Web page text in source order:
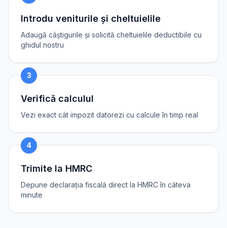
Introdu veniturile și cheltuielile
Adaugă câștigurile și solicită cheltuielile deductibile cu
ghidul nostru
3
Verifică calculul
Vezi exact cât impozit datorezi cu calcule în timp real
4
Trimite la HMRC
Depune declarația fiscală direct la HMRC în câteva
minute